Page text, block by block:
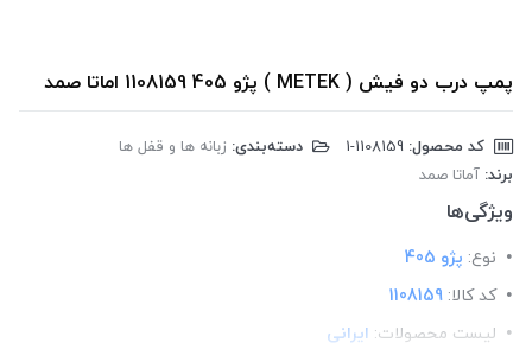
پمپ درب دو فیش ( METEK ) پژو 405 1108159 اماتا صمد
کد محصول: دسته‌بندی: زبانه ها و قفل ها
برند: آماتا صمد
ویژگی‌ها
نوع: پژو 405
کد کالا: 1108159
لیست محصولات: ایرانی